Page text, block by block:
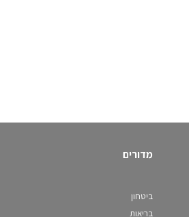
מדורים
ביטחון
בריאות